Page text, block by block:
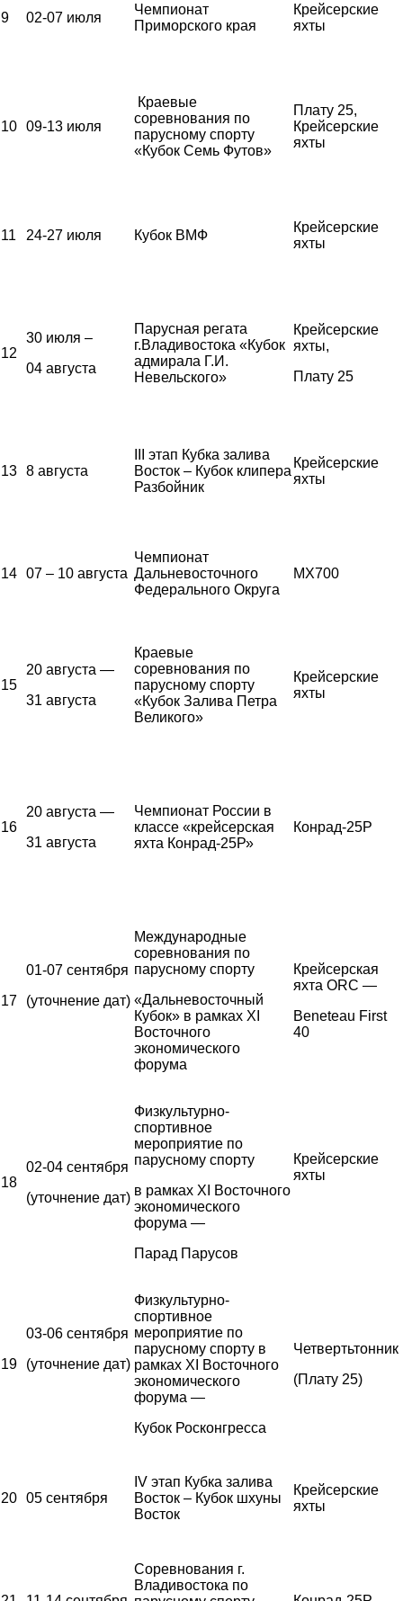
9 02-07 июля
Чемпионат
Приморского края
Крейсерские
яхты
10 09-13 июля
Краевые
соревнования по
парусному спорту
«Кубок Семь Футов»
Плату 25,
Крейсерские
яхты
11 24-27 июля Кубок ВМФ
Крейсерские
яхты
12
30 июля –
04 августа
Парусная регата
г.Владивостока «Кубок
адмирала Г.И.
Невельского»
Крейсерские
яхты,
Плату 25
13 8 августа
III этап Кубка залива
Восток – Кубок клипера
Разбойник
Крейсерские
яхты
14 07 – 10 августа
Чемпионат
Дальневосточного
Федерального Округа
MX700
15
20 августа —
31 августа
Краевые
соревнования по
парусному спорту
«Кубок Залива Петра
Великого»
Крейсерские
яхты
16
20 августа —
31 августа
Чемпионат России в
классе «крейсерская
яхта Конрад-25Р»
Конрад-25Р
17
01-07 сентября
(уточнение дат)
Международные
соревнования по
парусному спорту
«Дальневосточный
Кубок» в рамках XI
Восточного
экономического
форума
Крейсерская
яхта ORC —
Beneteau First
40
18
02-04 сентября
(уточнение дат)
Физкультурно-
спортивное
мероприятие по
парусному спорту
в рамках XI Восточного
экономического
форума —
Парад Парусов
Крейсерские
яхты
19
03-06 сентября
(уточнение дат)
Физкультурно-
спортивное
мероприятие по
парусному спорту в
рамках XI Восточного
экономического
форума —
Кубок Росконгресса
Четвертьтонник
(Плату 25)
20 05 сентября
IV этап Кубка залива
Восток – Кубок шхуны
Восток
Крейсерские
яхты
Соревнования г.
Владивостока по